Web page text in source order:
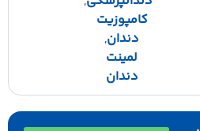
کامپوزیت
دندان,
لمینت
دندان